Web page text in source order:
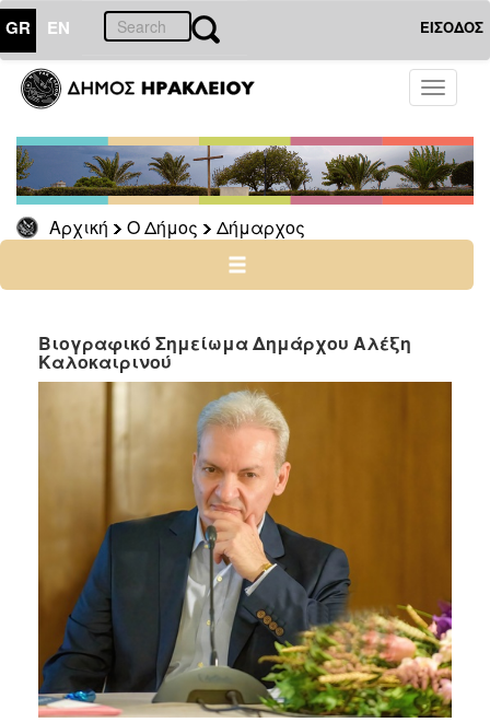
GR EN ΕΙΣΟΔΟΣ
Toggle
Αρχική Ο Δήμος Δήμαρχος
ΔΗΜΟΣ
Δήμαρχος
Ομιλίες
-
Χαιρετισμοί
-
Απολογισμός
ΑΝΘΕΚΤΙΚΗ
Βιογραφικό Σημείωμα Δημάρχου Αλέξη
Καλοκαιρινού